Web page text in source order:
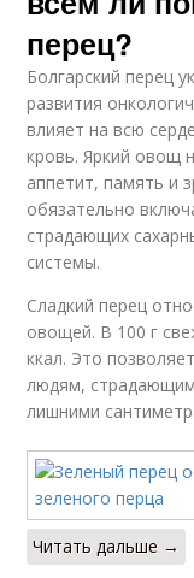
перец?
Болгарский перец
развития
влияет на всю
кровь. Яркий овощ
аппетит, память и
обязательно
страдающих
системы.
Сладкий перец
овощей. В 100 г
ккал. Это
людям,
лишними
Читать дальше →